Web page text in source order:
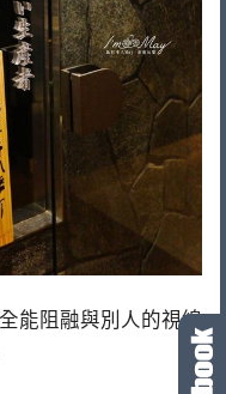
能阻融與別人的視線